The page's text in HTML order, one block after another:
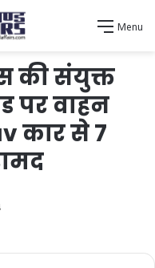
Menu
की संयुक्त
पर वाहन
कार से 7